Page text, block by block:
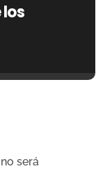
los
será